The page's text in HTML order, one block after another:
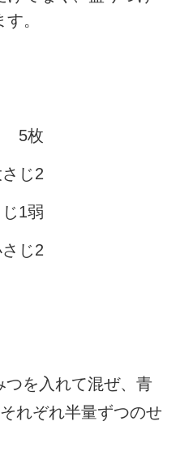
。
5枚
じ2
1弱
じ2
を入れて混ぜ、青
れぞれ半量ずつのせ